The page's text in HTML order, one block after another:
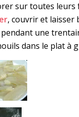
sur toutes leurs
, couvrir et laisser
une
dans le plat à